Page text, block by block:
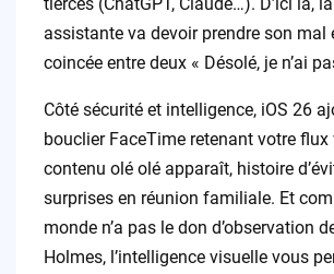
assistante va devoir prendre son mal
coincée entre deux « Désolé, je n’ai
Côté sécurité et intelligence, iOS 26
bouclier FaceTime retenant votre flux
contenu olé olé apparaît, histoire
surprises en réunion familiale. Et
monde n’a pas le don d’observation
Holmes, l’intelligence visuelle vous